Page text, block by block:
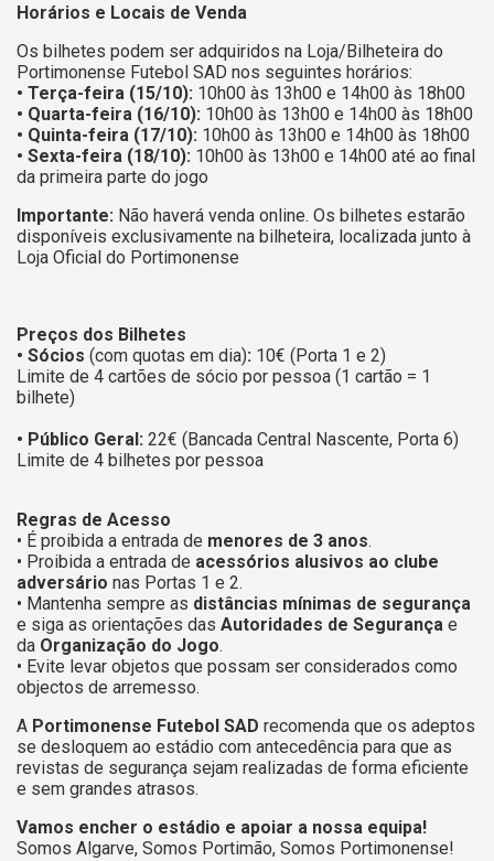
Horários e Locais de Venda
Os bilhetes podem ser adquiridos na Loja/Bilheteira do
Portimonense Futebol SAD nos seguintes horários:
• Terça-feira (15/10): 10h00 às 13h00 e 14h00 às 18h00
• Quarta-feira (16/10): 10h00 às 13h00 e 14h00 às 18h00
• Quinta-feira (17/10): 10h00 às 13h00 e 14h00 às 18h00
• Sexta-feira (18/10): 10h00 às 13h00 e 14h00 até ao final
da primeira parte do jogo
Importante: Não haverá venda online. Os bilhetes estarão
disponíveis exclusivamente na bilheteira, localizada junto à
Loja Oficial do Portimonense
Preços dos Bilhetes
• Sócios (com quotas em dia): 10€ (Porta 1 e 2)
Limite de 4 cartões de sócio por pessoa (1 cartão = 1
bilhete)
• Público Geral: 22€ (Bancada Central Nascente, Porta 6)
Limite de 4 bilhetes por pessoa
Regras de Acesso
• É proibida a entrada de menores de 3 anos.
• Proibida a entrada de acessórios alusivos ao clube
adversário nas Portas 1 e 2.
• Mantenha sempre as distâncias mínimas de segurança
e siga as orientações das Autoridades de Segurança e
da Organização do Jogo.
• Evite levar objetos que possam ser considerados como
objectos de arremesso.
A Portimonense Futebol SAD recomenda que os adeptos
se desloquem ao estádio com antecedência para que as
revistas de segurança sejam realizadas de forma eficiente
e sem grandes atrasos.
Vamos encher o estádio e apoiar a nossa equipa!
Somos Algarve, Somos Portimão, Somos Portimonense!